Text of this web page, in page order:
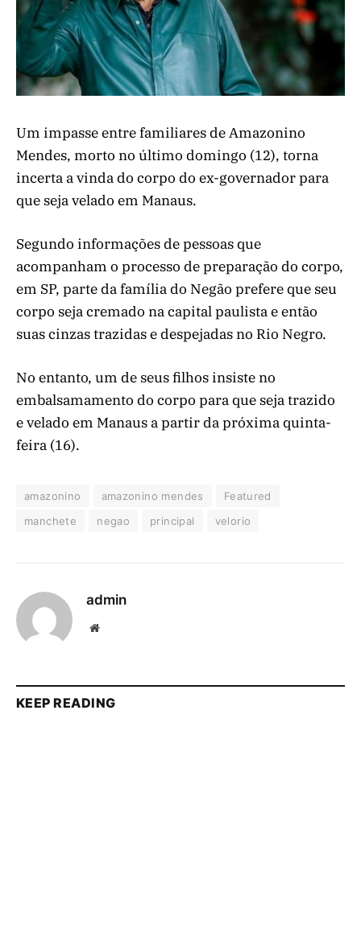
Um impasse entre familiares de Amazonino
Mendes, morto no último domingo (12), torna
incerta a vinda do corpo do ex-governador para
que seja velado em Manaus.
Segundo informações de pessoas que
acompanham o processo de preparação do corpo,
em SP, parte da família do Negão prefere que seu
corpo seja cremado na capital paulista e então
suas cinzas trazidas e despejadas no Rio Negro.
No entanto, um de seus filhos insiste no
embalsamamento do corpo para que seja trazido
e velado em Manaus a partir da próxima quinta-
feira (16).
amazonino amazonino mendes
Featured
manchete
negao principal velorio
admin
Website
KEEP READING